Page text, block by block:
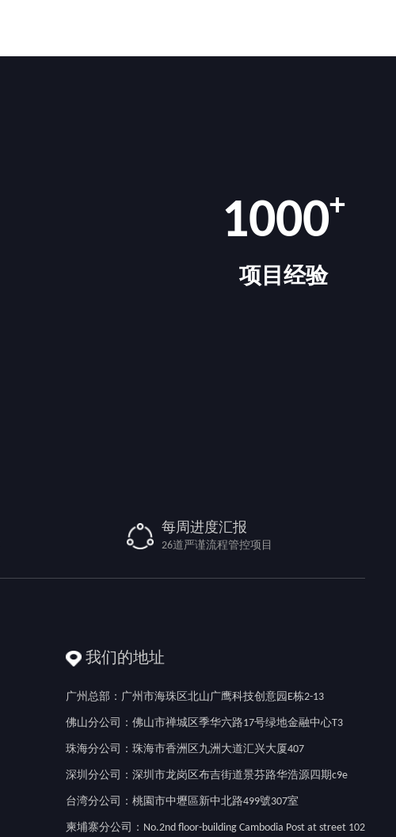
1000+
项目经验
每周进度汇报
26道严谨流程管控项目
我们的地址
广州总部：广州市海珠区北山广鹰科技创意园E栋2-13
佛山分公司：佛山市禅城区季华六路17号绿地金融中心T3
珠海分公司：珠海市香洲区九洲大道汇兴大厦407
深圳分公司：深圳市龙岗区布吉街道景芬路华浩源四期c9e
台湾分公司：桃園市中壢區新中北路499號307室
柬埔寨分公司：No.2nd floor-building Cambodia Post at street 102